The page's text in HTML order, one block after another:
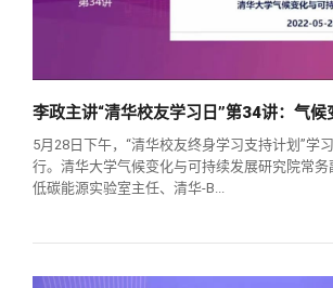
总会章程
理事会名单
制度法规
李政主讲“清华校友学习日”第34讲：气候
5月28日下午，“清华校友终身学习支持计划”学
行。清华大学气候变化与可持续发展研究院常
低碳能源实验室主任、清华-B...